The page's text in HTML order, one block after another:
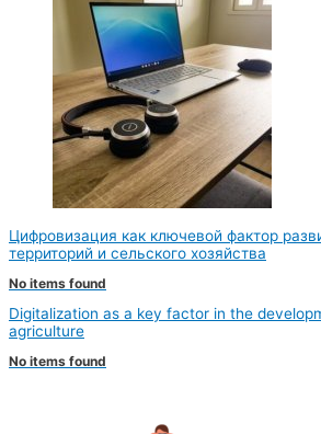
Цифровизация как ключевой фактор
территорий и сельского хозяйства
No items found
Digitalization as a key factor in the
agriculture
No items found